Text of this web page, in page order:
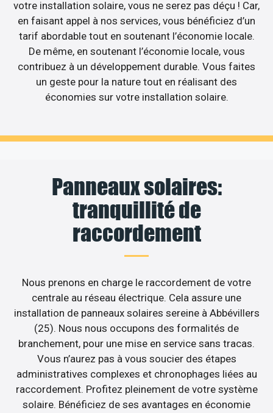
votre installation solaire, vous ne serez pas déçu ! Car,
en faisant appel à nos services, vous bénéficiez d’un
tarif abordable tout en soutenant l’économie locale.
De même, en soutenant l’économie locale, vous
contribuez à un développement durable. Vous faites
un geste pour la nature tout en réalisant des
économies sur votre installation solaire.
Panneaux solaires:
tranquillité de
raccordement
Nous prenons en charge le raccordement de votre
centrale au réseau électrique. Cela assure une
installation de panneaux solaires sereine à Abbévillers
(25). Nous nous occupons des formalités de
branchement, pour une mise en service sans tracas.
Vous n’aurez pas à vous soucier des étapes
administratives complexes et chronophages liées au
raccordement. Profitez pleinement de votre système
solaire. Bénéficiez de ses avantages en économie